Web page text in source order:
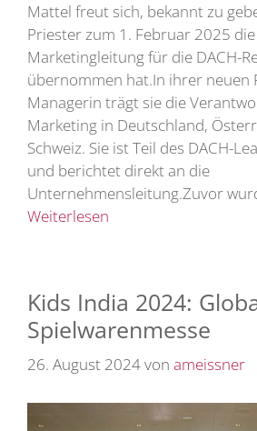
Mattel freut sich, bekannt zu
Priester zum 1. Februar 2025
Marketingleitung für die DACH-
übernommen hat.In ihrer neuen
Managerin trägt sie die
Marketing in Deutschland,
Schweiz. Sie ist Teil des DACH-
und berichtet direkt an die
Unternehmensleitung.Zuvor
Weiterlesen
Kids India 2024:
Spielwarenmesse
26. August 2024von ameissner